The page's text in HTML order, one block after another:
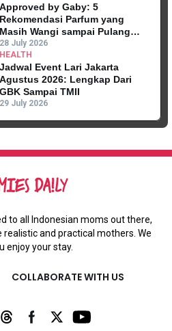
Approved by Gaby: 5
Rekomendasi Parfum yang
Masih Wangi sampai Pulang
Kantor
28 July 2026
HEALTH
Jadwal Event Lari Jakarta
Agustus 2026: Lengkap Dari
GBK Sampai TMII
29 July 2026
to all Indonesian moms out there,
realistic and practical mothers. We
enjoy your stay.
COLLABORATE WITH US